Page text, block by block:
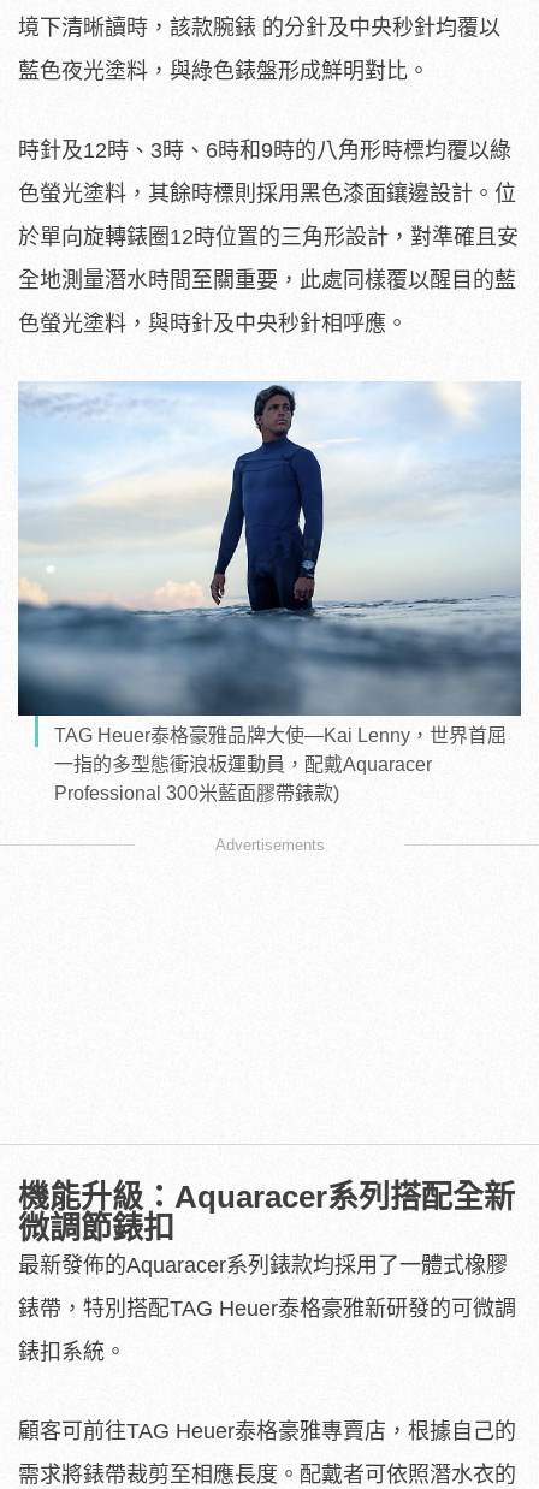
境下清晰讀時，該款腕錶 的分針及中央秒針均覆以
藍色夜光塗料，與綠色錶盤形成鮮明對比。
時針及12時、3時、6時和9時的八角形時標均覆以綠
色螢光塗料，其餘時標則採用黑色漆面鑲邊設計。位
於單向旋轉錶圈12時位置的三角形設計，對準確且安
全地測量潛水時間至關重要，此處同樣覆以醒目的藍
色螢光塗料，與時針及中央秒針相呼應。
TAG Heuer泰格豪雅品牌大使—Kai Lenny，世界首屈
一指的多型態衝浪板運動員，配戴Aquaracer
Professional 300米藍面膠帶錶款)
Advertisements
機能升級：Aquaracer系列搭配全新
微調節錶扣
最新發佈的Aquaracer系列錶款均採用了一體式橡膠
錶帶，特別搭配TAG Heuer泰格豪雅新研發的可微調
錶扣系統。
顧客可前往TAG Heuer泰格豪雅專賣店，根據自己的
需求將錶帶裁剪至相應長度。配戴者可依照潛水衣的